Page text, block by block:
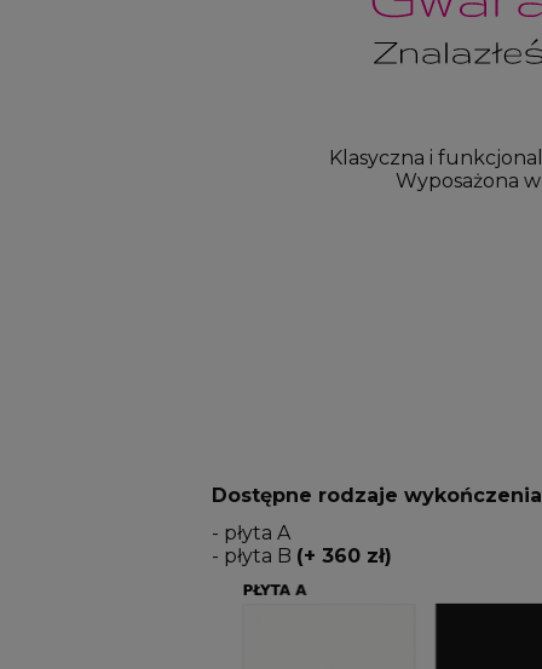
Klasyczna i
Wyposażona
Dostępne rodzaje
- płyta A
- płyta B (+ 360 zł)